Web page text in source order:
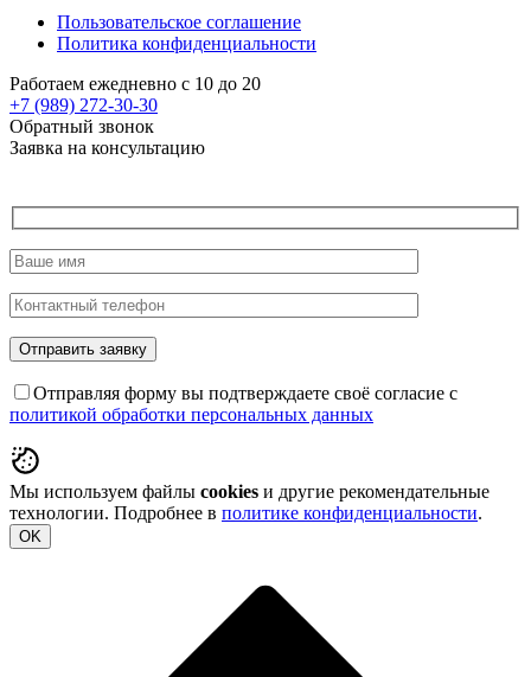
Пользовательское соглашение
Политика конфиденциальности
Работаем ежедневно с 10 до 20
+7 (989) 272-30-30
Обратный звонок
Заявка на консультацию
Отправляя форму вы подтверждаете своё согласие с
политикой обработки персональных данных
Мы используем файлы cookies и другие рекомендательные
технологии. Подробнее в политике конфиденциальности.
OK